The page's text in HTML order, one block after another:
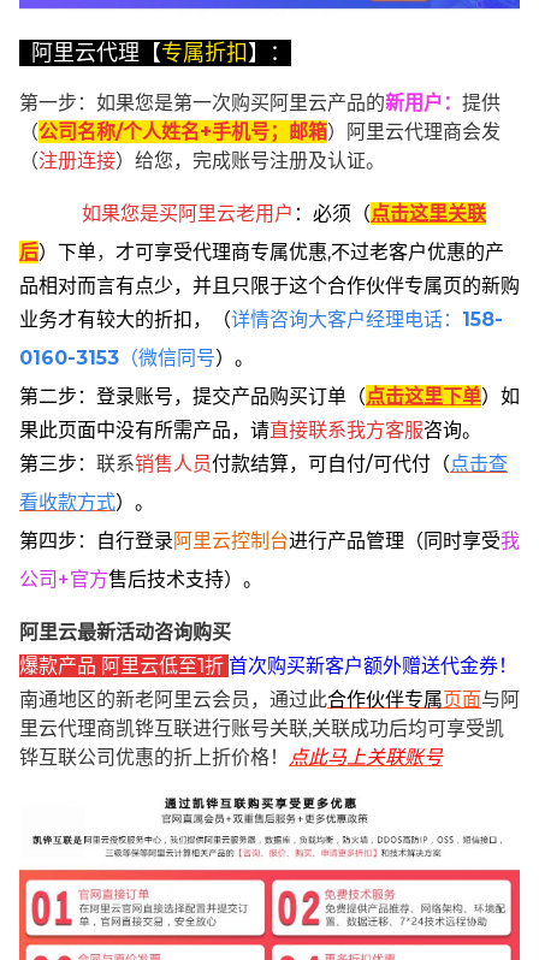
阿里云代理【专属折扣】：
第一步：如果您是第一次购买阿里云产品的新用户 ： 提供
（公司名称/个人姓名+手机号；邮箱）阿里云代理商会发
（注册连接）给您，完成账号注册及认证。
如果您是买阿里云老用户 ： 必须 （点击这里关联
后） 下单， 才可享受代理商专属优惠,不过老客户优惠的产
品相对而言有点少，并且只限于这个合作伙伴专属页的新购
业务才有较大的折扣，
（详情咨询大客户经理电话： 158-
0160-3153 （微信同号）。
第二步：登录账号，提交产品购买订单（点击这里下单） 如
果此页面中没有所需产品，请直接联系我方客服咨询。
第三步： 联系销售人员付款结算，可自付/可代付（点击查
看收款方式）。
第四步：自行登录阿里云控制台进行产品管理（同时享受我
公司+官方售后技术支持）。
阿里云最新活动咨询购买
爆款产品 阿里云低至1折 首次购买新客户额外赠送代金券！
南通地区的新老阿里云会员，通过此合作伙伴专属页面与阿
里云代理商凯铧互联进行账号关联,关联成功后均可享受凯
铧互联公司优惠的折上折价格！
点此马上关联账号